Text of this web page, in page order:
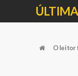
Política Câmara
O leitor